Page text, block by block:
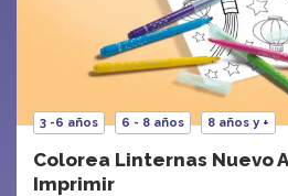
3 -6 años 6 - 8 años 8 años y +
Colorea Linternas Nuevo
Imprimir